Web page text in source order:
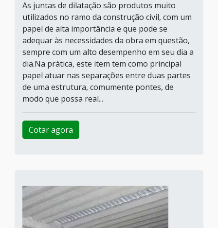
As juntas de dilatação são produtos muito
utilizados no ramo da construção civil, com um
papel de alta importância e que pode se
adequar às necessidades da obra em questão,
sempre com um alto desempenho em seu dia a
dia.Na prática, este item tem como principal
papel atuar nas separações entre duas partes
de uma estrutura, comumente pontes, de
modo que possa real...
Cotar agora